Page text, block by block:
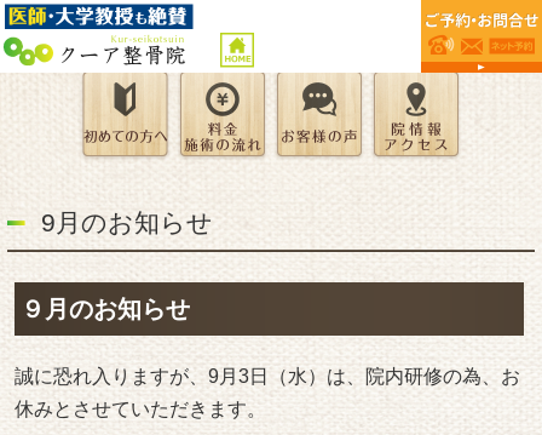
9月のお知らせ
９月のお知らせ
誠に恐れ入りますが、9月3日（水）は、院内研修の為、お
休みとさせていただきます。